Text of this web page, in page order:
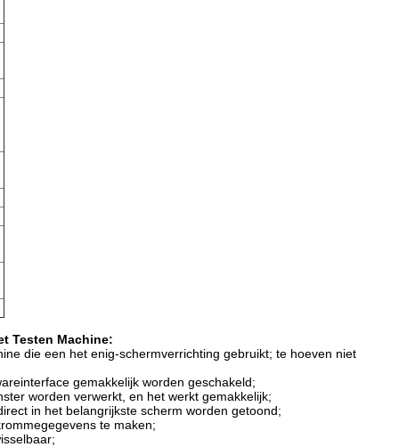
Testen Machine:
die een het enig-schermverrichting gebruikt; te hoeven niet
gemakkelijk worden geschakeld;
worden verwerkt, en het werkt gemakkelijk;
in het belangrijkste scherm worden getoond;
te maken;